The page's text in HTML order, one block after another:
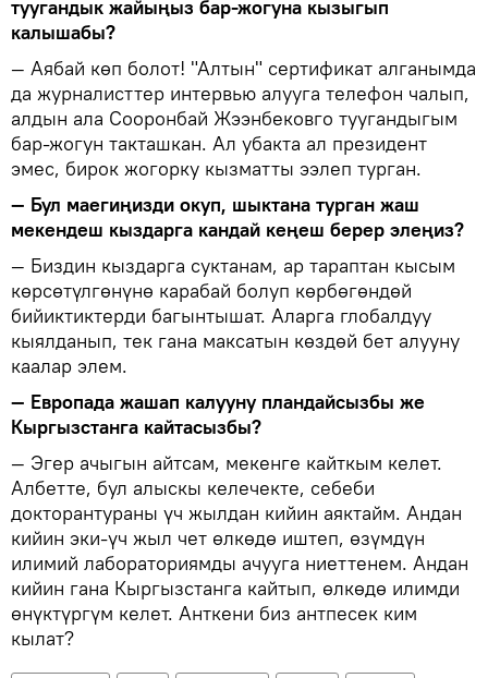
туугандык жайыңыз бар-жогуна кызыгып
калышабы?
— Аябай көп болот! "Алтын" сертификат алганымда
да журналисттер интервью алууга телефон чалып,
алдын ала Сооронбай Жээнбековго туугандыгым
бар-жогун такташкан. Ал убакта ал президент
эмес, бирок жогорку кызматты ээлеп турган.
— Бул маегиңизди окуп, шыктана турган жаш
мекендеш кыздарга кандай кеңеш берер элеңиз?
— Биздин кыздарга суктанам, ар тараптан кысым
көрсөтүлгөнүнө карабай болуп көрбөгөндөй
бийиктиктерди багынтышат. Аларга глобалдуу
кыялданып, тек гана максатын көздөй бет алууну
каалар элем.
— Европада жашап калууну пландайсызбы же
Кыргызстанга кайтасызбы?
— Эгер ачыгын айтсам, мекенге кайткым келет.
Албетте, бул алыскы келечекте, себеби
докторантураны үч жылдан кийин аяктайм. Андан
кийин эки-үч жыл чет өлкөдө иштеп, өзүмдүн
илимий лабораториямды ачууга ниеттенем. Андан
кийин гана Кыргызстанга кайтып, өлкөдө илимди
өнүктүргүм келет. Анткени биз антпесек ким
кылат?